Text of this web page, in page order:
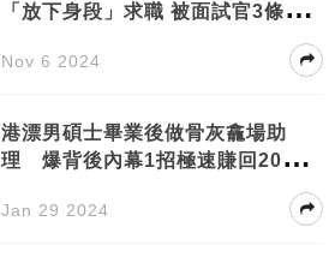
「放下身段」求職 被面試官3條問
Nov 6 2024
港漂男碩士畢業後做骨灰龕場助
理 爆背後內幕1招極速賺回20萬學
Jan 29 2024